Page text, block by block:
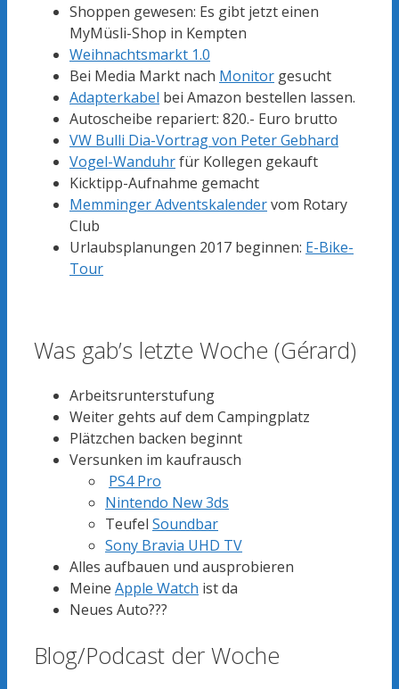
Shoppen gewesen: Es gibt jetzt einen
MyMüsli-Shop in Kempten
Weihnachtsmarkt 1.0
Bei Media Markt nach Monitor gesucht
Adapterkabel bei Amazon bestellen lassen.
Autoscheibe repariert: 820.- Euro brutto
VW Bulli Dia-Vortrag von Peter Gebhard
Vogel-Wanduhrfür Kollegen gekauft
Kicktipp-Aufnahme gemacht
Memminger Adventskalendervom Rotary
Club
Urlaubsplanungen 2017 beginnen: E-Bike-
Tour
Was gab’s letzte Woche (Gérard)
Arbeitsrunterstufung
Weiter gehts auf dem Campingplatz
Plätzchen backen beginnt
Versunken im kaufrausch
PS4 Pro
Nintendo New 3ds
Teufel Soundbar
Sony Bravia UHD TV
Alles aufbauen und ausprobieren
Meine Apple Watch ist da
Neues Auto???
Blog/Podcast der Woche